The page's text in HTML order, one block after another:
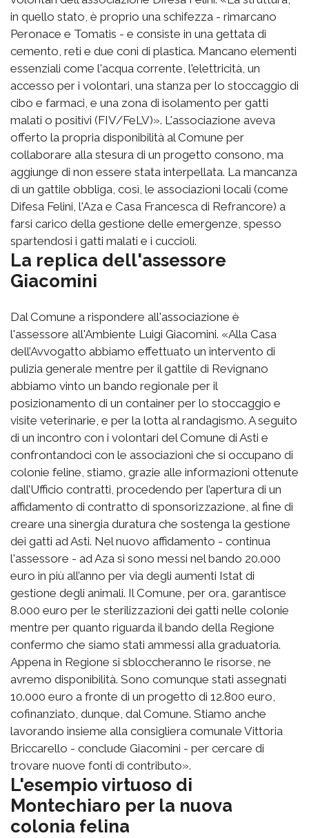
in quello stato, è proprio una schifezza - rimarcano
Peronace e Tomatis - e consiste in una gettata di
cemento, reti e due coni di plastica. Mancano elementi
essenziali come l'acqua corrente, l'elettricità, un
accesso per i volontari, una stanza per lo stoccaggio di
cibo e farmaci, e una zona di isolamento per gatti
malati o positivi (FIV/FeLV)». L'associazione aveva
offerto la propria disponibilità al Comune per
collaborare alla stesura di un progetto consono, ma
aggiunge di non essere stata interpellata. La mancanza
di un gattile obbliga, così, le associazioni locali (come
Difesa Felini, l'Aza e Casa Francesca di Refrancore) a
farsi carico della gestione delle emergenze, spesso
spartendosi i gatti malati e i cuccioli.
La replica dell'assessore
Giacomini
Dal Comune a rispondere all'associazione è
l'assessore all'Ambiente Luigi Giacomini. «Alla Casa
dell’Avvogatto abbiamo effettuato un intervento di
pulizia generale mentre per il gattile di Revignano
abbiamo vinto un bando regionale per il
posizionamento di un container per lo stoccaggio e
visite veterinarie, e per la lotta al randagismo. A seguito
di un incontro con i volontari del Comune di Asti e
confrontandoci con le associazioni che si occupano di
colonie feline, stiamo, grazie alle informazioni ottenute
dall’Ufficio contratti, procedendo per l’apertura di un
affidamento di contratto di sponsorizzazione, al fine di
creare una sinergia duratura che sostenga la gestione
dei gatti ad Asti. Nel nuovo affidamento - continua
l'assessore - ad Aza si sono messi nel bando 20.000
euro in più all’anno per via degli aumenti Istat di
gestione degli animali. Il Comune, per ora, garantisce
8.000 euro per le sterilizzazioni dei gatti nelle colonie
mentre per quanto riguarda il bando della Regione
confermo che siamo stati ammessi alla graduatoria.
Appena in Regione si sbloccheranno le risorse, ne
avremo disponibilità. Sono comunque stati assegnati
10.000 euro a fronte di un progetto di 12.800 euro,
cofinanziato, dunque, dal Comune. Stiamo anche
lavorando insieme alla consigliera comunale Vittoria
Briccarello - conclude Giacomini - per cercare di
trovare nuove fonti di contributo».
L'esempio virtuoso di
Montechiaro per la nuova
colonia felina